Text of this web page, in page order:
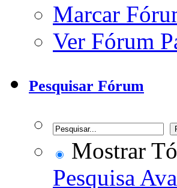
Marcar
Ver Fórum
Pesquisar Fórum
Mostrar
Pesquisa